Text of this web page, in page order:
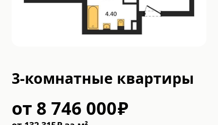
3-комнатные квартиры
от 8 746 000₽